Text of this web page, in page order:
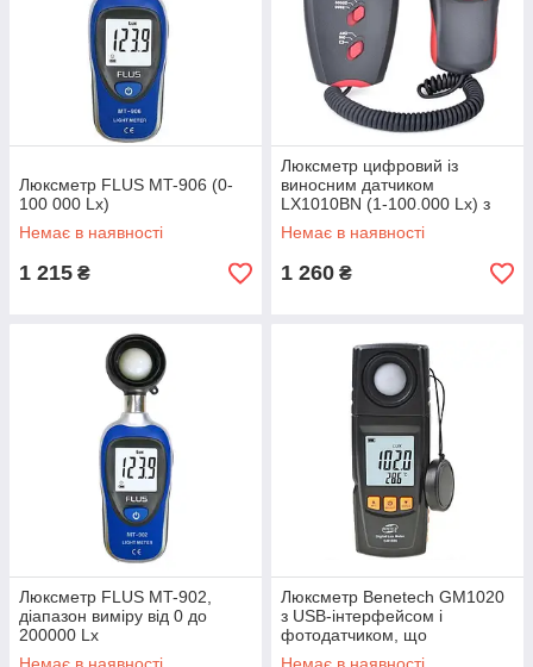
Люксметр FLUS MT-906 (0-
100 000 Lx)
Немає в наявності
1 215 ₴
Люксметр цифровий із
виносним датчиком
LX1010BN (1-100.000 Lx) з
вибором діапазону
вимірювань
Немає в наявності
1 260 ₴
Люксметр FLUS MT-902,
діапазон виміру від 0 до
200000 Lx
Люксметр Benetech GM1020
з USB-інтерфейсом і
фотодатчиком, що
повертається в кейсі,